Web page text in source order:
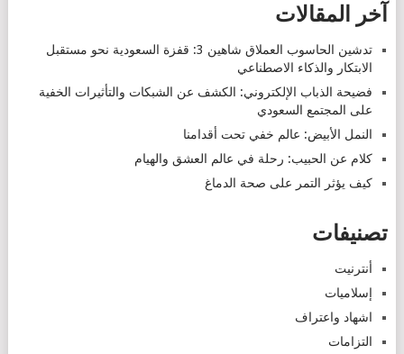
آخر المقالات
تدشين الحاسوب العملاق شاهين 3: قفزة السعودية نحو مستقبل
الابتكار والذكاء الاصطناعي
فضيحة الذباب الإلكتروني: الكشف عن الشبكات والتأثيرات الخفية
على المجتمع السعودي
النمل الأبيض: عالم خفي تحت أقدامنا
كلام عن الحبيب: رحلة في عالم العشق والهيام
كيف يؤثر التمر على صحة الدماغ
تصنيفات
أنترنيت
إسلاميات
اشهاد واعتراف
التزامات